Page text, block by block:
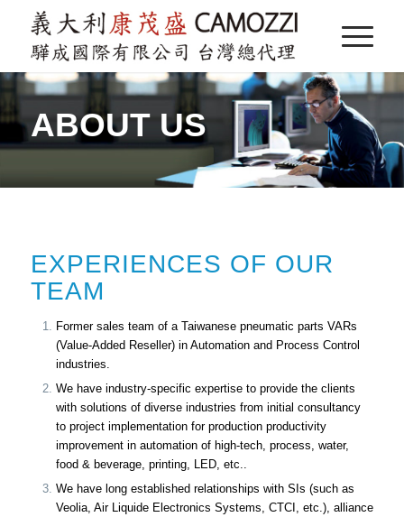
ABOUT US
EXPERIENCES OF OUR
TEAM
Former sales team of a Taiwanese pneumatic parts VARs
(Value-Added Reseller) in Automation and Process Control
industries.
We have industry-specific expertise to provide the clients
with solutions of diverse industries from initial consultancy
to project implementation for production productivity
improvement in automation of high-tech, process, water,
food & beverage, printing, LED, etc..
We have long established relationships with SIs (such as
Veolia, Air Liquide Electronics Systems, CTCI, etc.), alliance